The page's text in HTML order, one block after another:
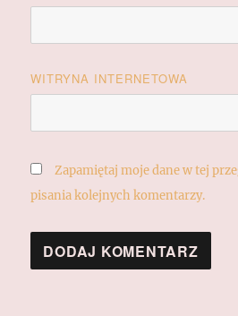
WITRYNA INTERNETOWA
Zapamiętaj moje dane w tej
pisania kolejnych komentarzy.